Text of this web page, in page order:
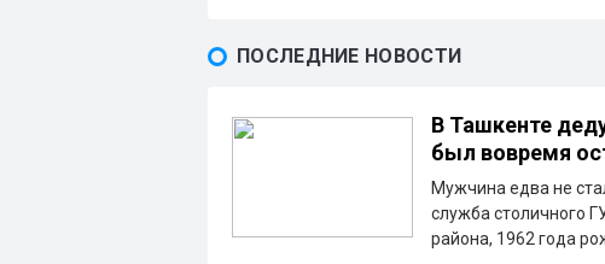
ПОСЛЕДНИЕ НОВОСТИ
В Ташкенте
был вовремя
Мужчина едва не
служба столичного
района, 1962 года